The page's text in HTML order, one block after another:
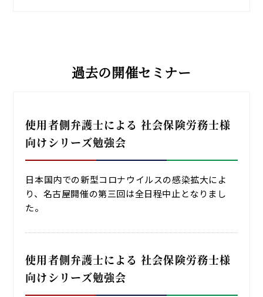
過去の開催セミナー
使用者側弁護士による 社会保険労務士様
向けシリーズ勉強会
日本国内での新型コロナウイルスの感染拡大によ
り、名古屋開催の第三回は全日程中止となりまし
た。
使用者側弁護士による 社会保険労務士様
向けシリーズ勉強会